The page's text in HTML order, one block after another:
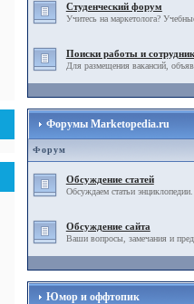
Студенческий форум
Учитесь на маркетолога?
Поиски работы и
Для размещения вакансий,
Форумы Marketopedia.ru
Форум
Обсуждение статей
Обсуждаем статьи энциклопедии.
Обсуждение сайта
Ваши вопросы, замечания и
Юмор и оффтопик